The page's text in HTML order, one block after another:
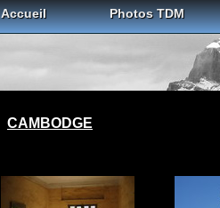
Accueil Photos TDM
CAMBODGE